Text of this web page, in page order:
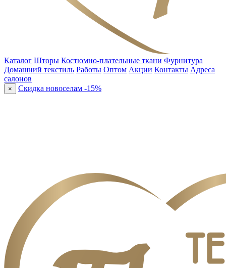
Каталог Шторы Костюмно-плательные ткани Фурнитура
Домашний текстиль Работы Оптом Акции Контакты Адреса
салонов
× Скидка новоселам -15%